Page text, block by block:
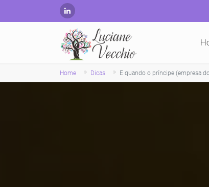
Home Dicas E quando o príncipe (empresa